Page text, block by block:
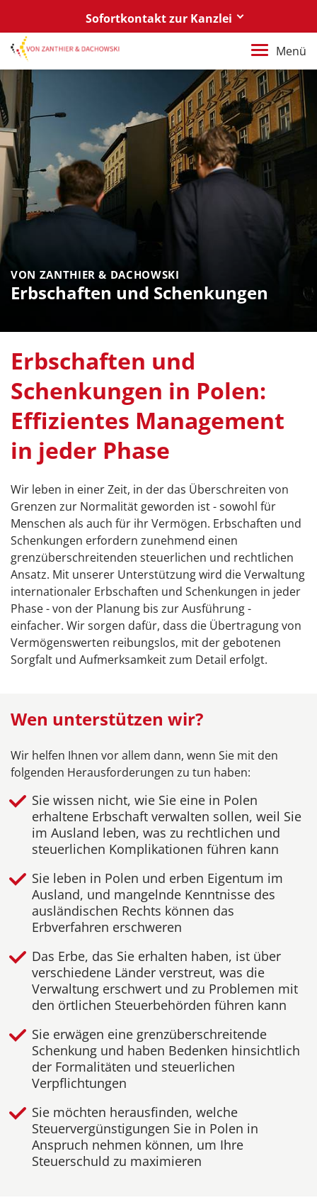
Sofortkontakt zur Kanzlei
Berlin
+49 30 88 03 59 0
Poznań / Warszawa
+48 61 85 82 55 0
Berlin
berlin@vonzanthier.com
Poznań / Warszawa
poznan@vonzanthier.com
Menü
VON ZANTHIER & DACHOWSKI
Erbschaften und Schenkungen
Erbschaften und
Schenkungen in Polen:
Effizientes Management
in jeder Phase
Wir leben in einer Zeit, in der das Überschreiten von
Grenzen zur Normalität geworden ist - sowohl für
Menschen als auch für ihr Vermögen. Erbschaften und
Schenkungen erfordern zunehmend einen
grenzüberschreitenden steuerlichen und rechtlichen
Ansatz. Mit unserer Unterstützung wird die Verwaltung
internationaler Erbschaften und Schenkungen in jeder
Phase - von der Planung bis zur Ausführung -
einfacher. Wir sorgen dafür, dass die Übertragung von
Vermögenswerten reibungslos, mit der gebotenen
Sorgfalt und Aufmerksamkeit zum Detail erfolgt.
Wen unterstützen wir?
Wir helfen Ihnen vor allem dann, wenn Sie mit den
folgenden Herausforderungen zu tun haben:
Sie wissen nicht, wie Sie eine in Polen
erhaltene Erbschaft verwalten sollen, weil Sie
im Ausland leben, was zu rechtlichen und
steuerlichen Komplikationen führen kann
Sie leben in Polen und erben Eigentum im
Ausland, und mangelnde Kenntnisse des
ausländischen Rechts können das
Erbverfahren erschweren
Das Erbe, das Sie erhalten haben, ist über
verschiedene Länder verstreut, was die
Verwaltung erschwert und zu Problemen mit
den örtlichen Steuerbehörden führen kann
Sie erwägen eine grenzüberschreitende
Schenkung und haben Bedenken hinsichtlich
der Formalitäten und steuerlichen
Verpflichtungen
Sie möchten herausfinden, welche
Steuervergünstigungen Sie in Polen in
Anspruch nehmen können, um Ihre
Steuerschuld zu maximieren